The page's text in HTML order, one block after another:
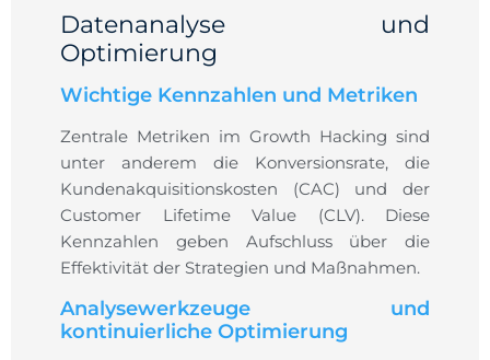
Datenanalyse und
Optimierung
Wichtige Kennzahlen und Metriken
Zentrale Metriken im Growth Hacking sind
unter anderem die Konversionsrate, die
Kundenakquisitionskosten (CAC) und der
Customer Lifetime Value (CLV). Diese
Kennzahlen geben Aufschluss über die
Effektivität der Strategien und Maßnahmen.
Analysewerkzeuge und
kontinuierliche Optimierung